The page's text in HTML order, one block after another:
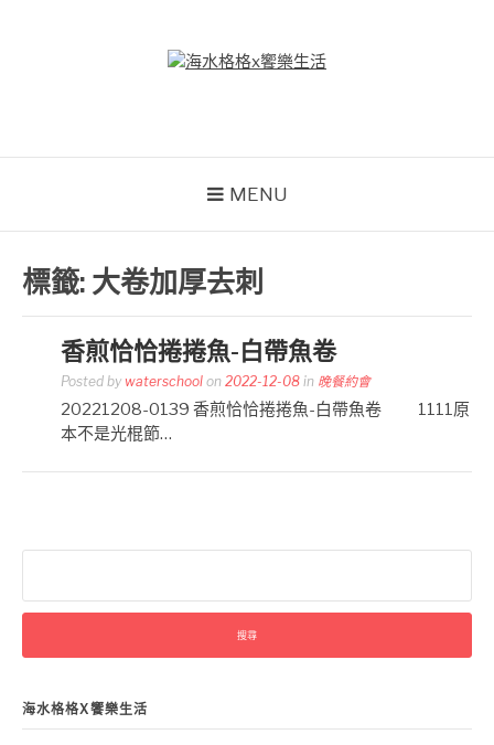
MENU
標籤: 大卷加厚去刺
香煎恰恰捲捲魚-白帶魚卷
Posted by waterschool on 2022-12-08 in 晚餐約會
20221208-0139 香煎恰恰捲捲魚-白帶魚卷 1111原
本不是光棍節…
關
字:
海水格格X饗樂生活